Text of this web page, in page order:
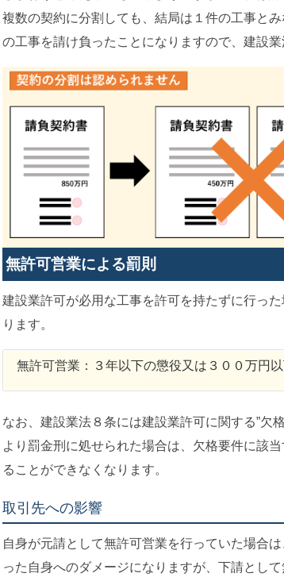
複数の契約に分割しても、結局は１件の工事と
の工事を請け負ったことになりますので、建設
無許可営業による罰則
建設業許可が必用な工事を許可を持たずに行っ
ります。
無許可営業：３年以下の懲役又は３００万円
なお、建設業法８条には建設業許可に関する”欠
より罰金刑に処せられた場合は、欠格要件に該
ることができなくなります。
取引先への影響
自身が元請として無許可営業を行っていた場合
った自身へのダメージになりますが、下請とし